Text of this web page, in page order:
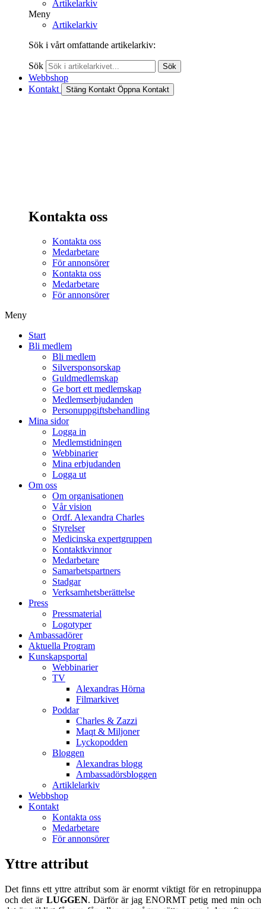
Artikelarkiv
Meny
Artikelarkiv
Sök i vårt omfattande artikelarkiv:
Sök Sök
Webbshop
Kontakt
Stäng Kontakt Öppna Kontakt
Kontakta oss
Kontakta oss
Medarbetare
För annonsörer
Kontakta oss
Medarbetare
För annonsörer
Meny
Start
Bli medlem
Bli medlem
Silversponsorskap
Guldmedlemskap
Ge bort ett medlemskap
Medlemserbjudanden
Personuppgiftsbehandling
Mina sidor
Logga in
Medlemstidningen
Webbinarier
Mina erbjudanden
Logga ut
Om oss
Om organisationen
Vår vision
Ordf. Alexandra Charles
Styrelser
Medicinska expertgruppen
Kontaktkvinnor
Medarbetare
Samarbetspartners
Stadgar
Verksamhetsberättelse
Press
Pressmaterial
Logotyper
Ambassadörer
Aktuella Program
Kunskapsportal
Webbinarier
TV
Alexandras Hörna
Filmarkivet
Poddar
Charles & Zazzi
Maqt & Miljoner
Lyckopodden
Bloggen
Alexandras blogg
Ambassadörsbloggen
Artiklelarkiv
Webbshop
Kontakt
Kontakta oss
Medarbetare
För annonsörer
Yttre attribut
Det finns ett yttre attribut som är enormt viktigt för en retropinuppa
och det är LUGGEN. Därför är jag ENORMT petig med min och